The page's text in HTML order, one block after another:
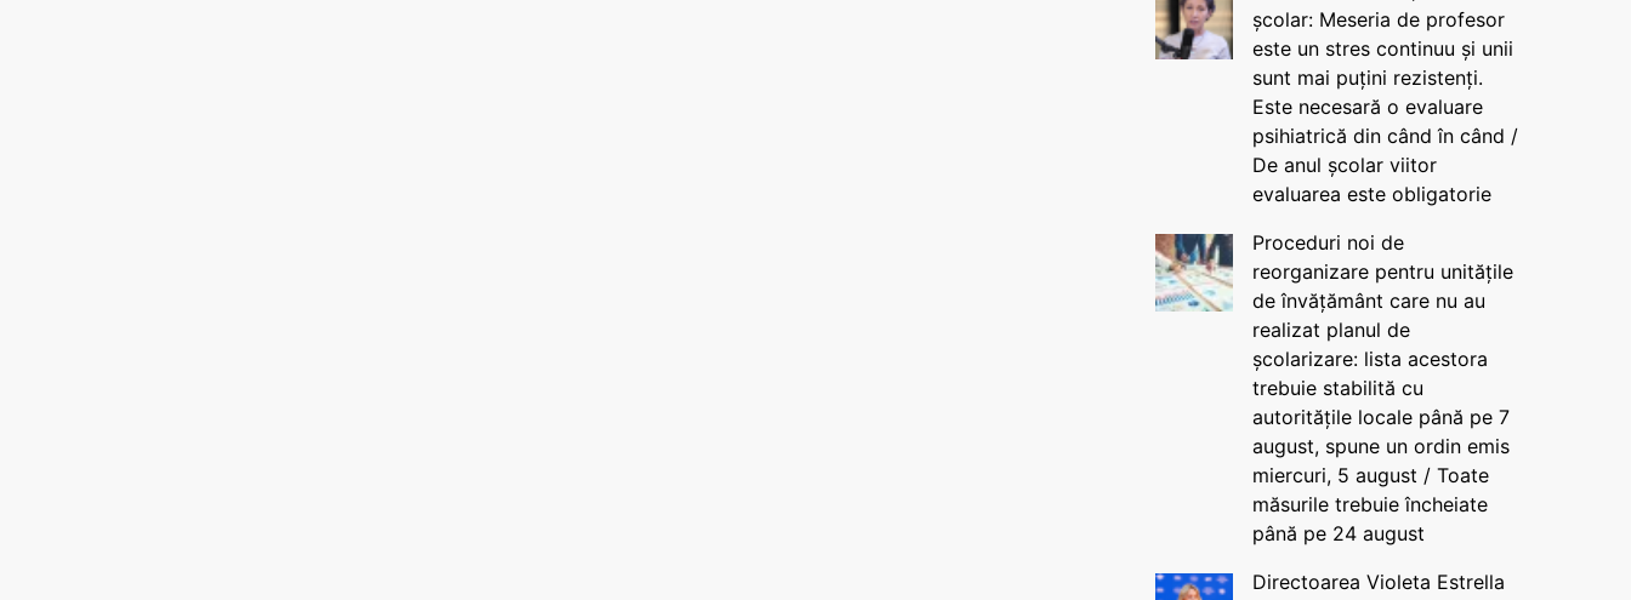
școlar: Meseria de profesor
este un stres continuu și unii
sunt mai puțini rezistenți.
Este necesară o evaluare
psihiatrică din când în când /
De anul școlar viitor
evaluarea este obligatorie
Proceduri noi de
reorganizare pentru unitățile
de învățământ care nu au
realizat planul de
școlarizare: lista acestora
trebuie stabilită cu
autoritățile locale până pe 7
august, spune un ordin emis
miercuri, 5 august / Toate
măsurile trebuie încheiate
până pe 24 august
Directoarea Violeta Estrella